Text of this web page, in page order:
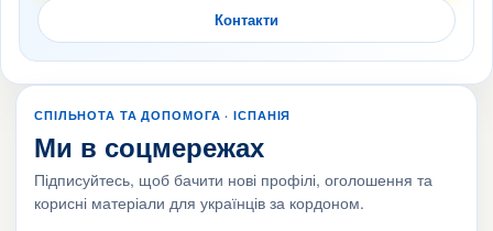
Контакти
СПІЛЬНОТА ТА ДОПОМОГА · ІСПАНІЯ
Ми в соцмережах
Підписуйтесь, щоб бачити нові профілі, оголошення та
корисні матеріали для українців за кордоном.